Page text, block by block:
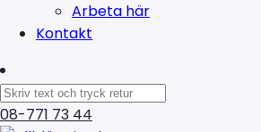
Arbeta här
Kontakt
08-771 73 44